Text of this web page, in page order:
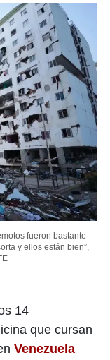
fueron bastante
y ellos están bien”,
14
que cursan
Venezuela